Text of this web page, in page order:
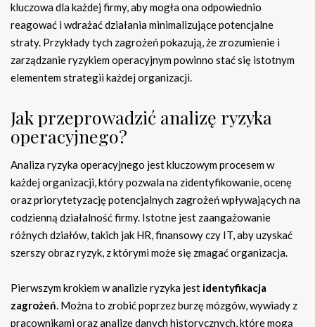
kluczowa dla każdej firmy, aby mogła ona odpowiednio
reagować i wdrażać działania minimalizujące potencjalne
straty. Przykłady tych zagrożeń pokazują, że zrozumienie i
zarządzanie ryzykiem operacyjnym powinno stać się istotnym
elementem strategii każdej organizacji.
Jak przeprowadzić analizę ryzyka
operacyjnego?
Analiza ryzyka operacyjnego jest kluczowym procesem w
każdej organizacji, który pozwala na zidentyfikowanie, ocenę
oraz priorytetyzację potencjalnych zagrożeń wpływających na
codzienną działalność firmy. Istotne jest zaangażowanie
różnych działów, takich jak HR, finansowy czy IT, aby uzyskać
szerszy obraz ryzyk, z którymi może się zmagać organizacja.
Pierwszym krokiem w analizie ryzyka jest identyfikacja
zagrożeń. Można to zrobić poprzez burzę mózgów, wywiady z
pracownikami oraz analizę danych historycznych, które mogą